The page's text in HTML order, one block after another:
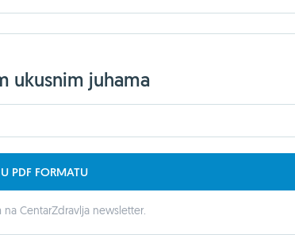
ukusnim juhama
PDF FORMATU
CentarZdravlja newsletter.